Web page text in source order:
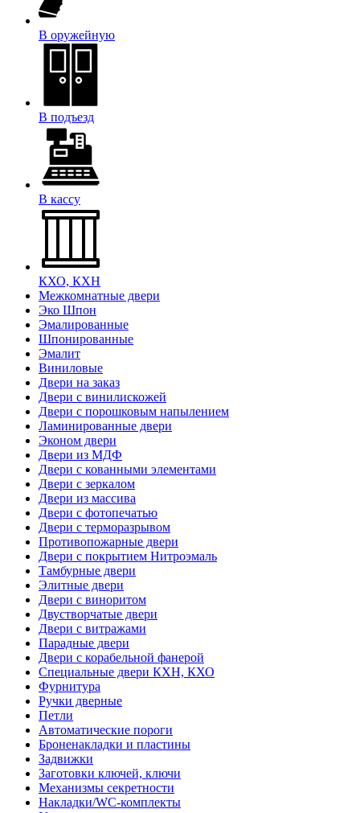
В оружейную
В подъезд
В кассу
КХО, КХН
Межкомнатные двери
Эко Шпон
Эмалированные
Шпонированные
Эмалит
Виниловые
Двери на заказ
Двери с винилискожей
Двери с порошковым напылением
Ламинированные двери
Эконом двери
Двери из МДФ
Двери с кованными элементами
Двери с зеркалом
Двери из массива
Двери с фотопечатью
Двери с терморазрывом
Противопожарные двери
Двери с покрытием Нитроэмаль
Тамбурные двери
Элитные двери
Двери с виноритом
Двустворчатые двери
Двери с витражами
Парадные двери
Двери с корабельной фанерой
Специальные двери КХН, КХО
Фурнитура
Ручки дверные
Петли
Автоматические пороги
Броненакладки и пластины
Задвижки
Заготовки ключей, ключи
Механизмы секретности
Накладки/WC-комплекты